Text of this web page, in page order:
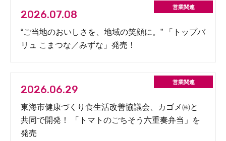
2026.07.08
“ご当地のおいしさを、地域の笑顔に。” 「トップバ
リュ こまつな／みずな」発売！
2026.06.29
東海市健康づくり食生活改善協議会、カゴメ㈱と
共同で開発！ 「トマトのごちそう六重奏弁当」を
発売